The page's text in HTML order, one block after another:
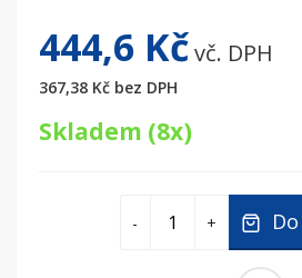
444,6 Kčvč. DPH
367,38 Kč bez DPH
Skladem (8x)
- +